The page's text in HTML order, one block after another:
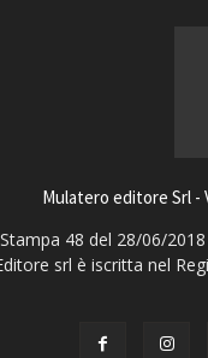
Mulatero editore Srl -
48 del 28/06/
srl è iscritta nel